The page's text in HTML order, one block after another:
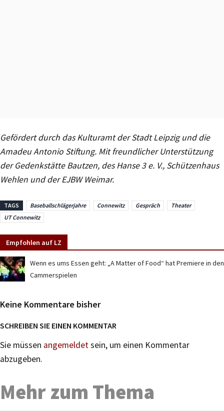
Gefördert durch das Kulturamt der Stadt Leipzig und die
Amadeu Antonio Stiftung. Mit freundlicher Unterstützung
der Gedenkstätte Bautzen, des Hanse 3 e. V., Schützenhaus
Wehlen und der EJBW Weimar.
TAGS Baseballschlägerjahre Connewitz Gespräch
Theater
UT Connewitz
Empfohlen auf LZ
Wenn es ums Essen geht: „A Matter of Food“ hat Premiere in den
Cammerspielen
Keine Kommentare bisher
SCHREIBEN SIE EINEN KOMMENTAR
Sie müssen angemeldetsein, um einen Kommentar
abzugeben.
Mehr zum Thema